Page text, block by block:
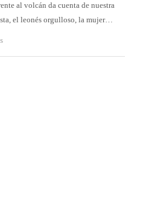
al volcán da cuenta de nuestra
el leonés orgulloso, la mujer…